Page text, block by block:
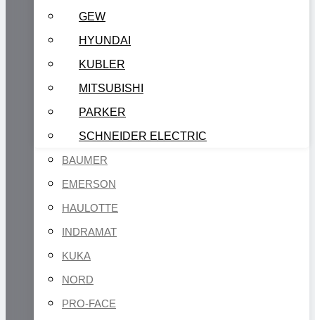
GEW
HYUNDAI
KUBLER
MITSUBISHI
PARKER
SCHNEIDER ELECTRIC
BAUMER
EMERSON
HAULOTTE
INDRAMAT
KUKA
NORD
PRO-FACE